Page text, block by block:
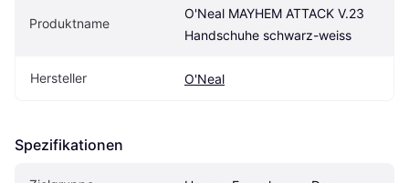
Produktname
O'Neal MAYHEM ATTACK V.23
Handschuhe schwarz-weiss
Hersteller O'Neal
Spezifikationen